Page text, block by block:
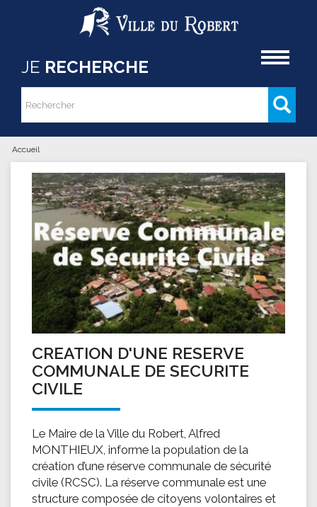
Aller au contenu principal
JE RECHERCHE
Formulaire de recherche
Rechercher
Vous êtes ici
Accueil
CREATION D'UNE RESERVE
COMMUNALE DE SECURITE
CIVILE
Le Maire de la Ville du Robert, Alfred
MONTHIEUX, informe la population de la
création d’une réserve communale de sécurité
civile (RCSC). La réserve communale est une
structure composée de citoyens volontaires et